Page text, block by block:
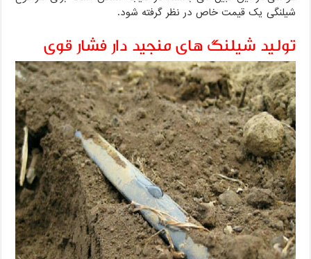
شیلنگی یک قیمت خاص در نظر گرفته شود.
تولید شیلنگ های منجید دار فشار قوی